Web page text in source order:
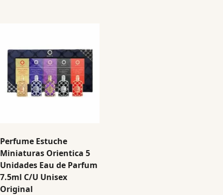
Perfume Estuche
Miniaturas Orientica 5
Unidades Eau de Parfum
7.5ml C/U Unisex
Original